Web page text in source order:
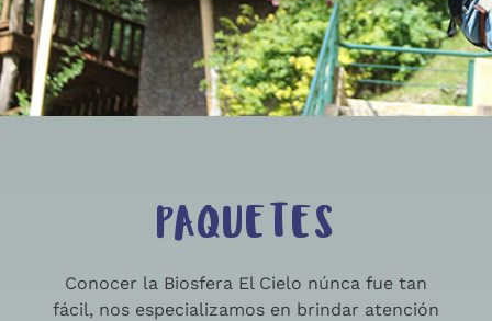
PAQUETES
Conocer la Biosfera El Cielo núnca fue tan
fácil, nos especializamos en brindar atención